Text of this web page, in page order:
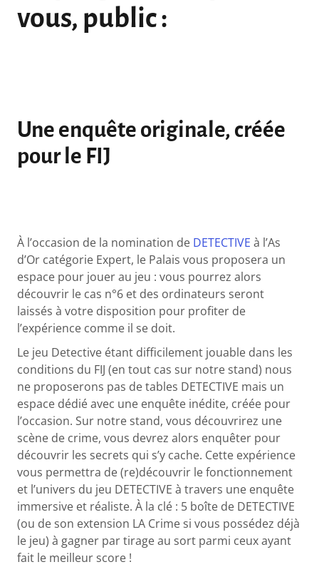
vous, public :
Une enquête originale, créée
pour le FIJ
À l’occasion de la nomination de DETECTIVE à l’As
d’Or catégorie Expert, le Palais vous proposera un
espace pour jouer au jeu : vous pourrez alors
découvrir le cas n°6 et des ordinateurs seront
laissés à votre disposition pour profiter de
l’expérience comme il se doit.
Le jeu Detective étant difficilement jouable dans les
conditions du FIJ (en tout cas sur notre stand) nous
ne proposerons pas de tables DETECTIVE mais un
espace dédié avec une enquête inédite, créée pour
l’occasion. Sur notre stand, vous découvrirez une
scène de crime, vous devrez alors enquêter pour
découvrir les secrets qui s’y cache. Cette expérience
vous permettra de (re)découvrir le fonctionnement
et l’univers du jeu DETECTIVE à travers une enquête
immersive et réaliste. À la clé : 5 boîte de DETECTIVE
(ou de son extension LA Crime si vous possédez déjà
le jeu) à gagner par tirage au sort parmi ceux ayant
fait le meilleur score !